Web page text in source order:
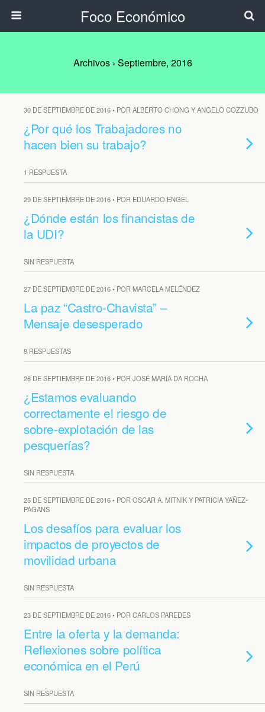
Foco Económico
Archivos › Septiembre, 2016
30 DE SEPTIEMBRE DE 2016 • POR ALBERTO CHONG Y ANGELO COZZUBO
¿Por qué los Trabajadores no
hacen bien su trabajo?
1 RESPUESTA
29 DE SEPTIEMBRE DE 2016 • POR EDUARDO ENGEL
¿Dónde están los financistas de
la UDI?
SIN RESPUESTA
27 DE SEPTIEMBRE DE 2016 • POR MARCELA MELÉNDEZ
La paz “Castro-Chavista” –
Mensaje desesperado
8 RESPUESTAS
26 DE SEPTIEMBRE DE 2016 • POR JOSÉ MARÍA DA ROCHA
¿Estamos evaluando
correctamente el riesgo de
sobre-explotación de las
pesquerías?
SIN RESPUESTA
25 DE SEPTIEMBRE DE 2016 • POR OSCAR A. MITNIK Y PATRICIA YAÑEZ-
PAGANS
Los desafíos para evaluar los
impactos de proyectos de
movilidad urbana
SIN RESPUESTA
23 DE SEPTIEMBRE DE 2016 • POR CARLOS PAREDES
Entre la oferta y la demanda:
Reflexiones sobre política
económica en el Perú
SIN RESPUESTA